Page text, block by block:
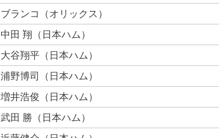
ブランコ（オリックス）
中田 翔（日本ハム）
大谷翔平（日本ハム）
浦野博司（日本ハム）
増井浩俊（日本ハム）
武田 勝（日本ハム）